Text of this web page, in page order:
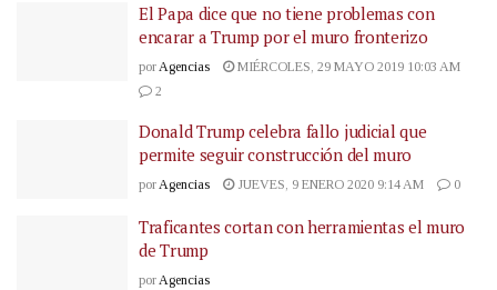
El Papa dice que no tiene problemas con
encarar a Trump por el muro fronterizo
por Agencias
MIÉRCOLES, 29 MAYO 2019 10:03 AM
2
Donald Trump celebra fallo judicial que
permite seguir construcción del muro
por Agencias JUEVES, 9 ENERO 2020 9:14 AM 0
Traficantes cortan con herramientas el muro
de Trump
porAgencias